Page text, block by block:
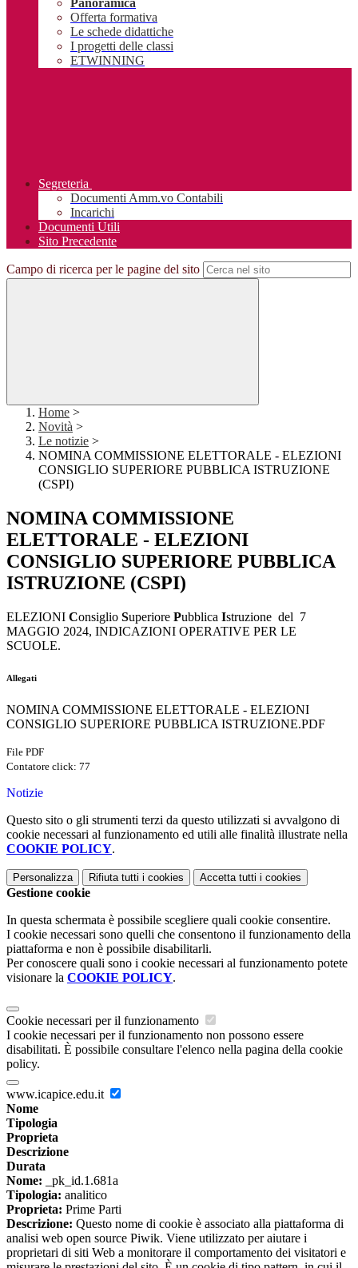
Panoramica
Offerta formativa
Le schede didattiche
I progetti delle classi
ETWINNING
Segreteria
Documenti Amm.vo Contabili
Incarichi
Documenti Utili
Sito Precedente
Campo di ricerca per le pagine del sito
Home >
Novità >
Le notizie >
NOMINA COMMISSIONE ELETTORALE - ELEZIONI
CONSIGLIO SUPERIORE PUBBLICA ISTRUZIONE
(CSPI)
NOMINA COMMISSIONE
ELETTORALE - ELEZIONI
CONSIGLIO SUPERIORE PUBBLICA
ISTRUZIONE (CSPI)
ELEZIONI Consiglio Superiore Pubblica Istruzione del 7
MAGGIO 2024, INDICAZIONI OPERATIVE PER LE
SCUOLE.
Allegati
NOMINA COMMISSIONE ELETTORALE - ELEZIONI
CONSIGLIO SUPERIORE PUBBLICA ISTRUZIONE.PDF
File PDF
Contatore click: 77
Notizie
Questo sito o gli strumenti terzi da questo utilizzati si avvalgono di
cookie necessari al funzionamento ed utili alle finalità illustrate nella
COOKIE POLICY.
Personalizza Rifiuta tutti i cookies Accetta tutti i cookies
Gestione cookie
In questa schermata è possibile scegliere quali cookie consentire.
I cookie necessari sono quelli che consentono il funzionamento della
piattaforma e non è possibile disabilitarli.
Per conoscere quali sono i cookie necessari al funzionamento potete
visionare la COOKIE POLICY.
Cookie necessari per il funzionamento
I cookie necessari per il funzionamento non possono essere
disabilitati. È possibile consultare l'elenco nella pagina della cookie
policy.
www.icapice.edu.it
Nome
Tipologia
Proprieta
Descrizione
Durata
Nome: _pk_id.1.681a
Tipologia: analitico
Proprieta: Prime Parti
Descrizione: Questo nome di cookie è associato alla piattaforma di
analisi web open source Piwik. Viene utilizzato per aiutare i
proprietari di siti Web a monitorare il comportamento dei visitatori e